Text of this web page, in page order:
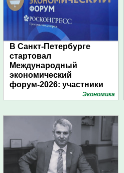
В Санкт-Петербурге
стартовал
Международный
экономический
форум-2026: участники
подготовили креативные
Экономика